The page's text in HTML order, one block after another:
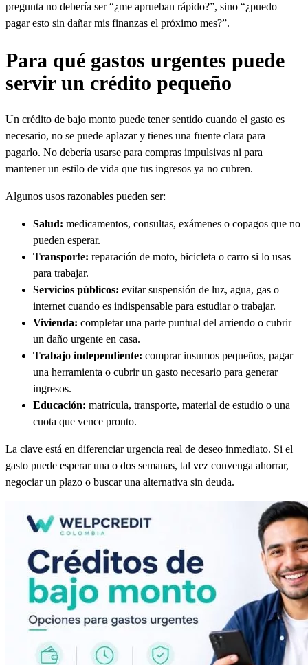
pregunta no debería ser “¿me aprueban rápido?”, sino “¿puedo
pagar esto sin dañar mis finanzas el próximo mes?”.
Para qué gastos urgentes puede
servir un crédito pequeño
Un crédito de bajo monto puede tener sentido cuando el gasto es
necesario, no se puede aplazar y tienes una fuente clara para
pagarlo. No debería usarse para compras impulsivas ni para
mantener un estilo de vida que tus ingresos ya no cubren.
Algunos usos razonables pueden ser:
Salud: medicamentos, consultas, exámenes o copagos que no
pueden esperar.
Transporte: reparación de moto, bicicleta o carro si lo usas
para trabajar.
Servicios públicos: evitar suspensión de luz, agua, gas o
internet cuando es indispensable para estudiar o trabajar.
Vivienda: completar una parte puntual del arriendo o cubrir
un daño urgente en casa.
Trabajo independiente: comprar insumos pequeños, pagar
una herramienta o cubrir un gasto necesario para generar
ingresos.
Educación: matrícula, transporte, material de estudio o una
cuota que vence pronto.
La clave está en diferenciar urgencia real de deseo inmediato. Si el
gasto puede esperar una o dos semanas, tal vez convenga ahorrar,
negociar un plazo o buscar una alternativa sin deuda.